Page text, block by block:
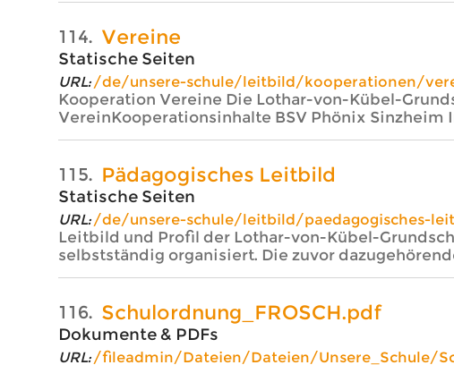
114. Vereine
Statische Seiten
URL: /de/unsere-schule/leitbild/kooperationen/
Kooperation Vereine Die Lothar-von-Kübel-
VereinKooperationsinhalte BSV Phönix Sinzheim
115. Pädagogisches Leitbild
Statische Seiten
URL: /de/unsere-schule/leitbild/paedagogisches-
Leitbild und Profil der Lothar-von-Kübel-
selbstständig organisiert. Die zuvor
116. Schulordnung_FROSCH.pdf
Dokumente & PDFs
URL: /fileadmin/Dateien/Dateien/Unsere_Schule/